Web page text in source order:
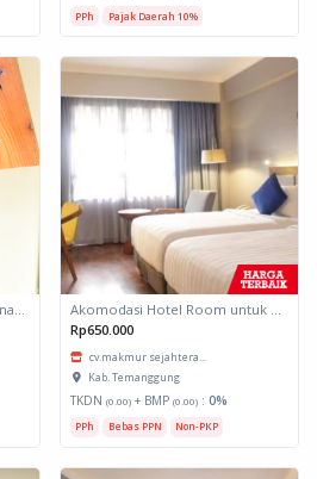
PPh Pajak Daerah 10%
Horison Arcadia Surabaya - Snack Box 1
Akomodasi Hotel Room untuk daerah Padang, Sumatera Barat
Rp650.000
cv.makmur sejahtera...
Kab. Temanggung
TKDN (0.00) + BMP (0.00) : 0%
PPh Bebas PPN Non-PKP